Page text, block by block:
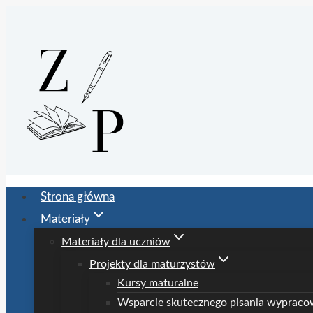
Strona główna
Materiały
Materiały dla uczniów
Projekty dla maturzystów
Kursy maturalne
Wsparcie skutecznego pisania